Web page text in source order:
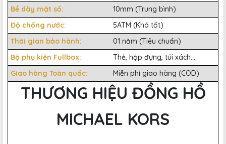
Bề dày mặt số:
10mm (Trung bình)
Độ chống nước:
5ATM (Khá tốt)
Thời gian bảo hành:
01 năm (Tiêu chuẩn)
Bộ phụ kiện Fullbox:
Thẻ, hộp đựng, túi xách...
Giao hàng Toàn quốc:
Miễn phí giao hàng (COD)
THƯƠNG HIỆU ĐỒNG HỒ
MICHAEL KORS